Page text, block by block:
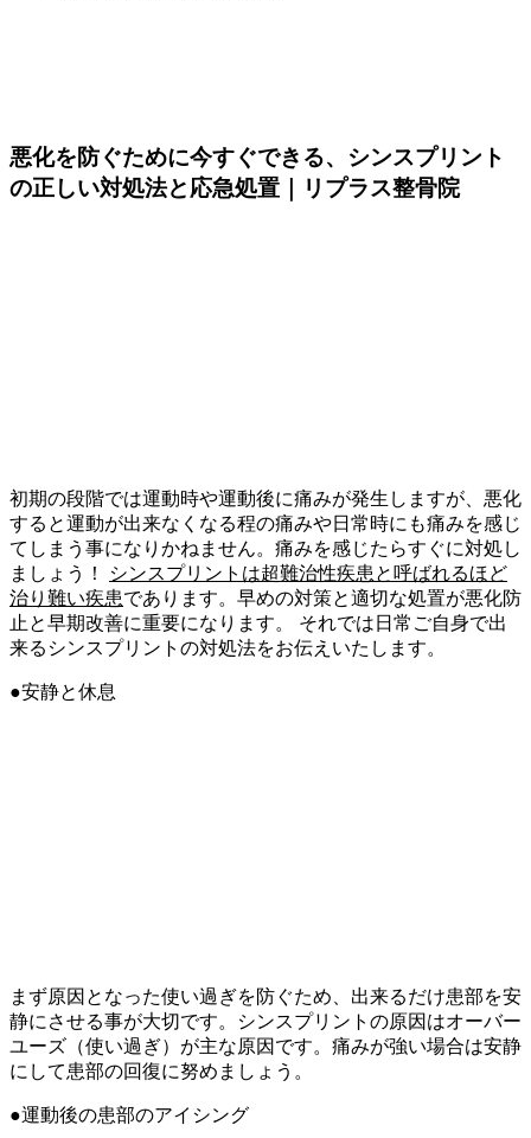
悪化を防ぐために今すぐできる、シンスプリント
の正しい対処法と応急処置｜リプラス整骨院
初期の段階では運動時や運動後に痛みが発生しますが、悪化
すると運動が出来なくなる程の痛みや日常時にも痛みを感じ
てしまう事になりかねません。痛みを感じたらすぐに対処し
ましょう！
シンスプリントは超難治性疾患と呼ばれるほど
治り難い疾患であります。早めの対策と適切な処置が悪化防
止と早期改善に重要になります。 それでは日常ご自身で出
来るシンスプリントの対処法をお伝えいたします。
●安静と休息
まず原因となった使い過ぎを防ぐため、出来るだけ患部を安
静にさせる事が大切です。シンスプリントの原因はオーバー
ユーズ（使い過ぎ）が主な原因です。痛みが強い場合は安静
にして患部の回復に努めましょう。
●運動後の患部のアイシング